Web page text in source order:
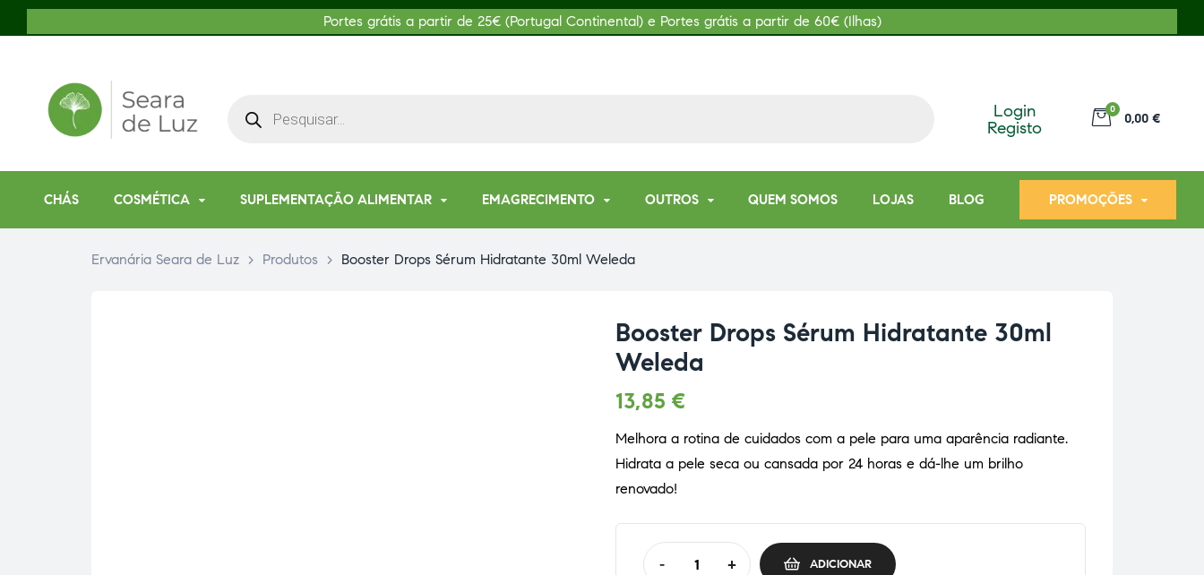
Portes grátis a partir de 25€ (Portugal Continental) e Portes grátis a partir de 60€ (Ilhas)
Login
Registo
0
0,00 €
CHÁS COSMÉTICA SUPLEMENTAÇÃO ALIMENTAR EMAGRECIMENTO OUTROS QUEM SOMOS LOJAS BLOG PROMOÇÕES
Ervanária Seara de Luz > Produtos > Booster Drops Sérum Hidratante 30ml Weleda
Booster Drops Sérum Hidratante 30ml
Weleda
13,85 €
Melhora a rotina de cuidados com a pele para uma aparência radiante.
Hidrata a pele seca ou cansada por 24 horas e dá-lhe um brilho
renovado!
- + ADICIONAR